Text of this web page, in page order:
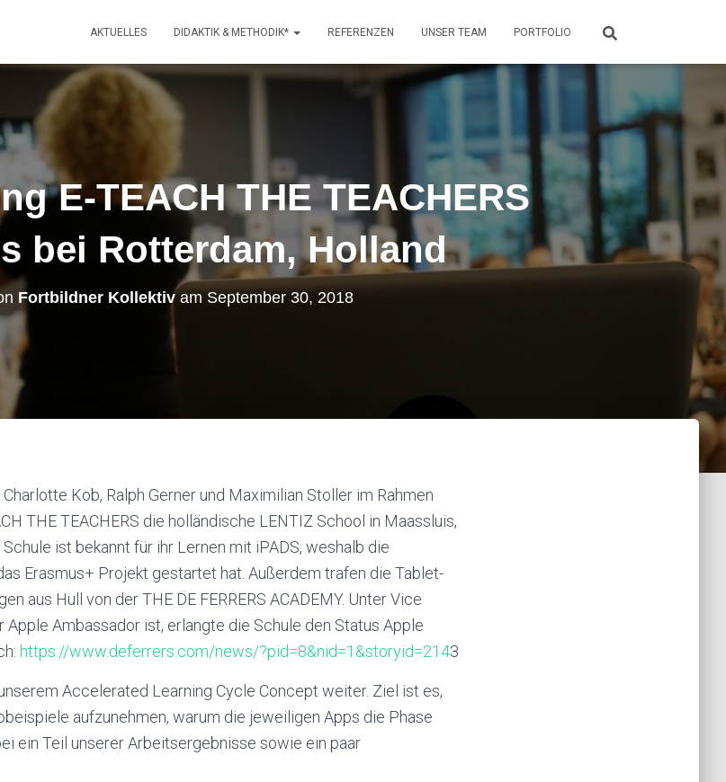
AKTUELLES DIDAKTIK & METHODIK* REFERENZEN UNSER TEAM PORTFOLIO
E-TEACH THE TEACHERS
bei Rotterdam, Holland
Fortbildner Kollektiv am September 30, 2018
Kob, Ralph Gerner und Maximilian Stoller im Rahmen
THE TEACHERS die holländische LENTIZ School in Maassluis,
ist bekannt für ihr Lernen mit iPADS, weshalb die
Erasmus+ Projekt gestartet hat. Außerdem trafen die Tablet-
aus Hull von der THE DE FERRERS ACADEMY. Unter Vice
Ambassador ist, erlangte die Schule den Status Apple
https://www.deferrers.com/news/?pid=8&nid=1&storyid=2143
Accelerated Learning Cycle Concept weiter. Ziel ist es,
aufzunehmen, warum die jeweiligen Apps die Phase
ein Teil unserer Arbeitsergebnisse sowie ein paar